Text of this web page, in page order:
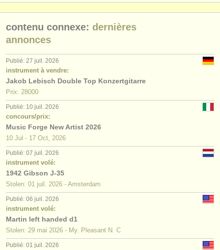
contenu connexe: dernières
annonces
Publié: 27 juil. 2026
instrument à vendre:
Jakob Lebisch Double Top Konzertgitarre
Prix: 28000
Publié: 10 juil. 2026
concours/prix:
Music Forge New Artist 2026
10 Jul - 17 Oct, 2026
Publié: 07 juil. 2026
instrument volé:
1942 Gibson J-35
Stolen: 01 juil. 2026 - Amsterdam
Publié: 06 juil. 2026
instrument volé:
Martin left handed d1
Stolen: 29 mai 2026 - My. Pleasant N. C
Publié: 01 juil. 2026